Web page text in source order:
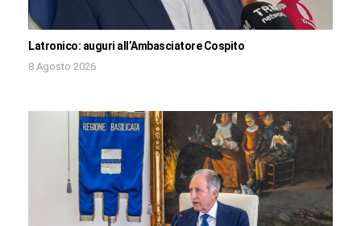
Latronico: auguri all’Ambasciatore Cospito
8 Agosto 2026